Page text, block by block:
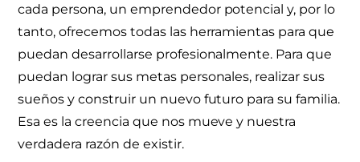
cada persona, un emprendedor potencial y, por lo
tanto, ofrecemos todas las herramientas para que
puedan desarrollarse profesionalmente. Para que
puedan lograr sus metas personales, realizar sus
sueños y construir un nuevo futuro para su familia.
Esa es la creencia que nos mueve y nuestra
verdadera razón de existir.